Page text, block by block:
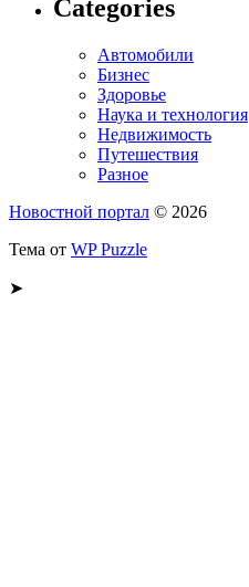
Categories
Автомобили
Бизнес
Здоровье
Наука и технология
Недвижимость
Путешествия
Разное
Новостной портал © 2026
Тема от WP Puzzle
➤